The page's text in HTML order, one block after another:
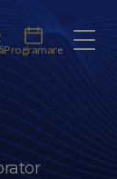
Programare